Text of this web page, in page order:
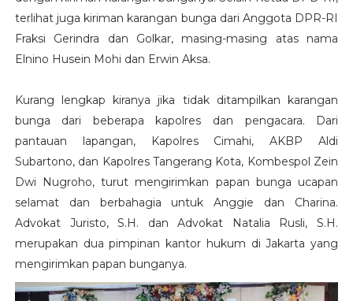
terlihat juga kiriman karangan bunga dari Anggota DPR-RI
Fraksi Gerindra dan Golkar, masing-masing atas nama
Elnino Husein Mohi dan Erwin Aksa.
Kurang lengkap kiranya jika tidak ditampilkan karangan
bunga dari beberapa kapolres dan pengacara. Dari
pantauan lapangan, Kapolres Cimahi, AKBP Aldi
Subartono, dan Kapolres Tangerang Kota, Kombespol Zein
Dwi Nugroho, turut mengirimkan papan bunga ucapan
selamat dan berbahagia untuk Anggie dan Charina.
Advokat Juristo, S.H. dan Advokat Natalia Rusli, S.H.
merupakan dua pimpinan kantor hukum di Jakarta yang
mengirimkan papan bunganya.